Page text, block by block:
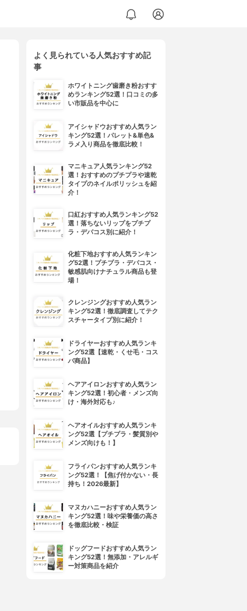
よく見られている人気おすすめ記
事
ホワイトニング歯磨き粉おすす
めランキング52選！口コミの多
い市販品を中心に
アイシャドウおすすめ人気ラン
キング52選！パレット&単色&
ラメ入り商品を徹底比較！
マニキュア人気ランキング52
選！おすすめのプチプラや速乾
タイプのネイルポリッシュを紹
介！
口紅おすすめ人気ランキング52
選！落ちないリップをプチプ
ラ・デパコス別に紹介！
化粧下地おすすめ人気ランキン
グ52選！プチプラ・デパコス・
敏感肌向けナチュラル商品も登
場！
クレンジングおすすめ人気ラン
キング52選！徹底調査してテク
スチャータイプ別に紹介！
ドライヤーおすすめ人気ランキ
ング52選【速乾・くせ毛・コス
パ商品】
ヘアアイロンおすすめ人気ラン
キング52選！初心者・メンズ向
け・海外対応も♪
ヘアオイルおすすめ人気ランキ
ング52選【プチプラ・髪質別や
メンズ向けも！】
フライパンおすすめ人気ランキ
ング52選！【焦げ付かない・長
持ち！2026最新】
マヌカハニーおすすめ人気ラン
キング52選！味や栄養価の高さ
を徹底比較・検証
ドッグフードおすすめ人気ラン
キング52選！無添加・アレルギ
ー対策商品を紹介